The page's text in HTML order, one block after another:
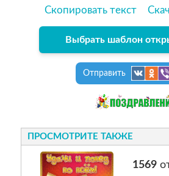
Скопировать текст
Выбрать шаблон
Отправить
ПРОСМОТРИТЕ ТАКЖЕ
1569